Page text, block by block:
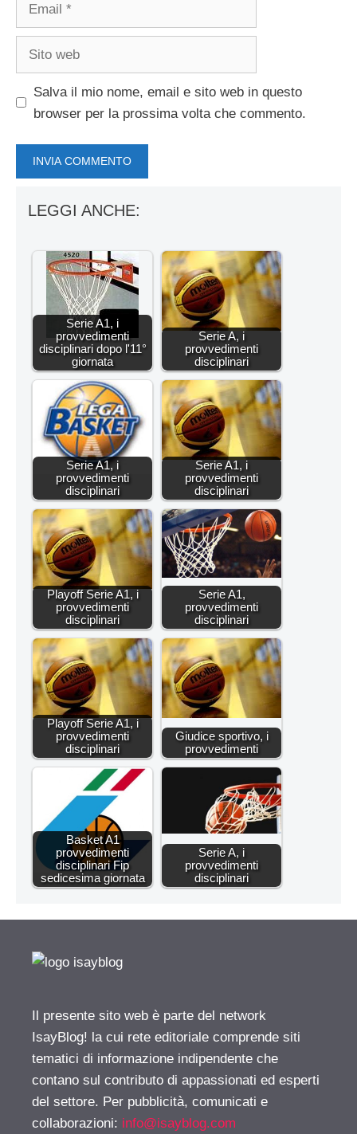
Salva il mio nome, email e sito web in questo
browser per la prossima volta che commento.
LEGGI ANCHE:
Serie A1, i
provvedimenti
disciplinari dopo l'11°
giornata
Serie A, i
provvedimenti
disciplinari
Serie A1, i
provvedimenti
disciplinari
Serie A1, i
provvedimenti
disciplinari
Playoff Serie A1, i
provvedimenti
disciplinari
Serie A1,
provvedimenti
disciplinari
Playoff Serie A1, i
provvedimenti
disciplinari
Giudice sportivo, i
provvedimenti
Basket A1
provvedimenti
disciplinari Fip
sedicesima giornata
Serie A, i
provvedimenti
disciplinari
Il presente sito web è parte del network
IsayBlog! la cui rete editoriale comprende siti
tematici di informazione indipendente che
contano sul contributo di appassionati ed esperti
del settore. Per pubblicità, comunicati e
collaborazioni: info@isayblog.com